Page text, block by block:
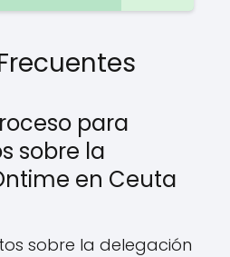
para
sobre la
en Ceuta
sobre la delegación